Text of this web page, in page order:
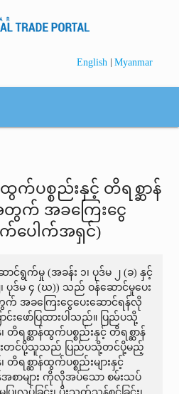
English | Myanmar
ထွက်ပစ္စည်းနှင့် တိရစ္ဆာန်
တွက် အခကြေးငွေ
က်ပေါက်အရှင်)
င်ရွက်မှု (အခန်း ၁၊ ပုဒ်မ ၂ (ခ) နှင့်
၊ ပုဒ်မ ၄ (ဃ)) သည် ဝန်ဆောင်မှုပေး
က် အခကြေးငွေပေးဆောင်ရန်လို
င်းဖော်ပြထားပါသည်။ ပြည်ပသို့
၊ တိရစ္ဆာန်ထွက်ပစ္စည်းနှင့် တိရစ္ဆာန်
ားတင်ပို့သူသည် ပြည်ပသို့တင်ပို့မည့်
တိရစ္ဆာန်ထွက်ပစ္စည်းများနှင့်
အစာများ ကိုလိုအပ်သော စမ်းသပ်